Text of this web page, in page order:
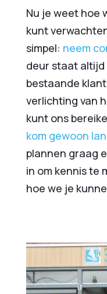
Nu je weet hoe
kunt
simpel: neem
deur staat altijd
bestaande
verlichting van
kunt ons
kom gewoon
plannen graag
in om kennis te
hoe we je